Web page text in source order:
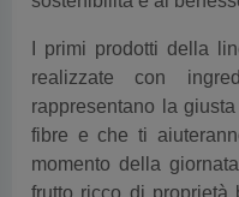
I primi prodotti della
realizzate con
rappresentano la
fibre e che ti
momento della
frutto ricco di proprietà